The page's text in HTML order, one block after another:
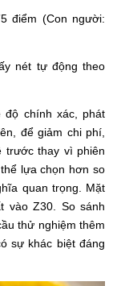
điểm (Con người:
nét tự động theo
độ chính xác, phát
để giảm chi phí,
trước thay vì phiên
lựa chọn hơn so
quan trọng. Mặt
vào Z30. So sánh
thử nghiệm thêm
sự khác biệt đáng